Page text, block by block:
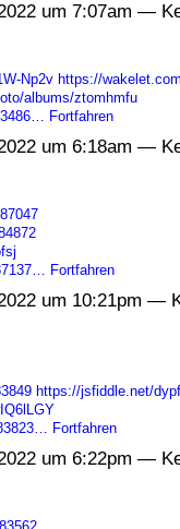
um 7:07am —
Np2v https://
albums/ztomhmfu
Fortfahren
um 6:18am —
Fortfahren
um 10:21pm —
https://jsfiddle.net/
Fortfahren
um 6:22pm —